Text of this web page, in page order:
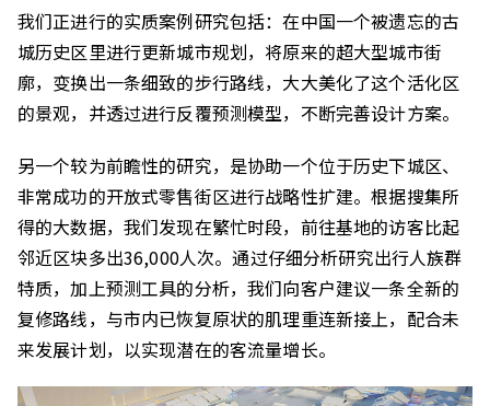
我们正进行的实质案例研究包括：在中国一个被遗忘的古
城历史区里进行更新城市规划，将原来的超大型城市街
廓，变换出一条细致的步行路线，大大美化了这个活化区
的景观，并透过进行反覆预测模型，不断完善设计方案。
另一个较为前瞻性的研究，是协助一个位于历史下城区、
非常成功的开放式零售街区进行战略性扩建。根据搜集所
得的大数据，我们发现在繁忙时段，前往基地的访客比起
邻近区块多出36,000人次。通过仔细分析研究出行人族群
特质，加上预测工具的分析，我们向客户建议一条全新的
复修路线，与市内已恢复原状的肌理重连新接上，配合未
来发展计划，以实现潜在的客流量增长。